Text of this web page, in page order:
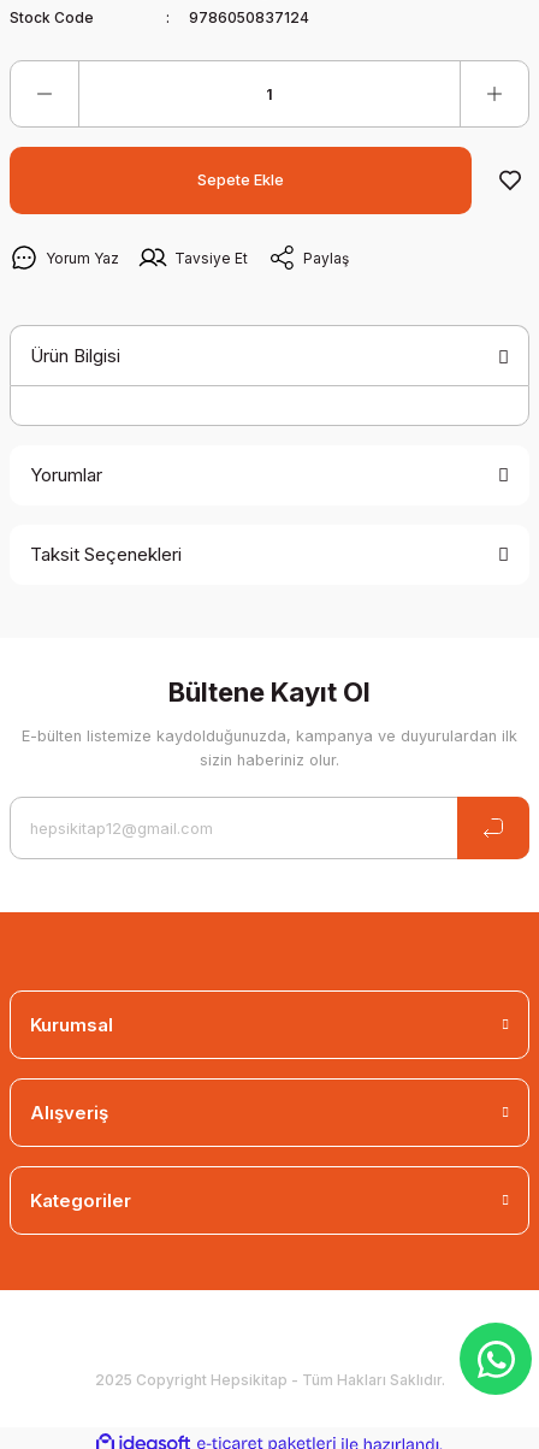
Stock Code
9786050837124
Sepete Ekle
Yorum Yaz Tavsiye Et Paylaş
Ürün Bilgisi
Yorumlar
Taksit Seçenekleri
Bültene Kayıt Ol
E-bülten listemize kaydolduğunuzda, kampanya ve duyurulardan ilk
sizin haberiniz olur.
Kurumsal
Alışveriş
Kategoriler
2025 Copyright Hepsikitap - Tüm Hakları Saklıdır.
ideasoft e-